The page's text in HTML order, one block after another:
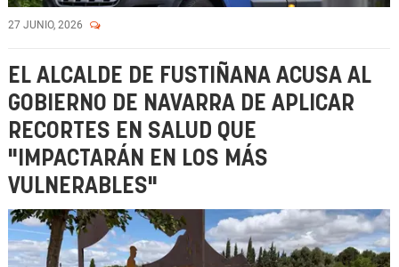
27 JUNIO, 2026
EL ALCALDE DE FUSTIÑANA ACUSA AL
GOBIERNO DE NAVARRA DE APLICAR
RECORTES EN SALUD QUE
"IMPACTARÁN EN LOS MÁS
VULNERABLES"